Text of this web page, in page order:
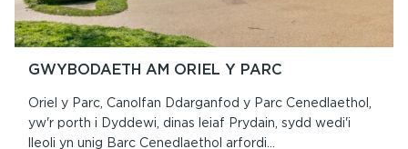
GWYBODAETH AM ORIEL Y PARC
Oriel y Parc, Canolfan Ddarganfod y Parc Cenedlaethol,
yw'r porth i Dyddewi, dinas leiaf Prydain, sydd wedi'i
lleoli yn unig Barc Cenedlaethol arfordi...